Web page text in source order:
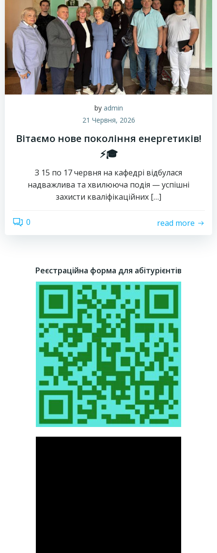
by admin
21 Червня, 2026
Вітаємо нове покоління енергетиків!
⚡️🎓
З 15 по 17 червня на кафедрі відбулася
надважлива та хвилююча подія — успішні
захисти кваліфікаційних […]
0 read more
Реєстраційна форма для абітурієнтів